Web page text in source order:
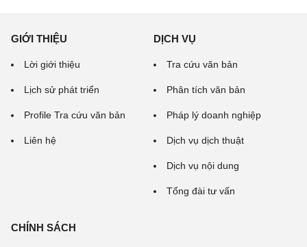
GIỚI THIỆU
Lời giới thiệu
Lịch sử phát triển
Profile Tra cứu văn bản
Liên hệ
DỊCH VỤ
Tra cứu văn bản
Phân tích văn bản
Pháp lý doanh nghiệp
Dịch vụ dịch thuật
Dịch vụ nội dung
Tổng đài tư vấn
CHÍNH SÁCH